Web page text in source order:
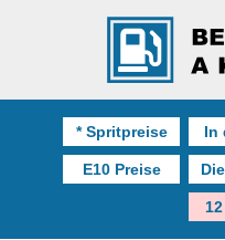
* Spritpreise In
E10 Preise